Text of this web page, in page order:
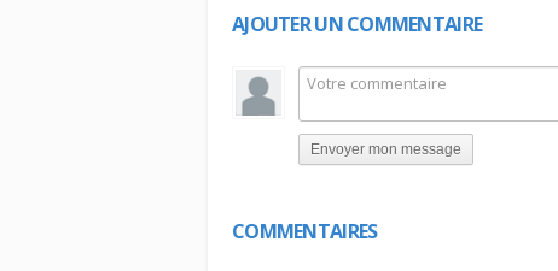
AJOUTER UN COMMENTAIRE
Envoyer mon message
COMMENTAIRES